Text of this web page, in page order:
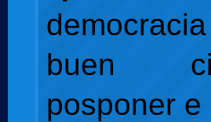
buen
posponer